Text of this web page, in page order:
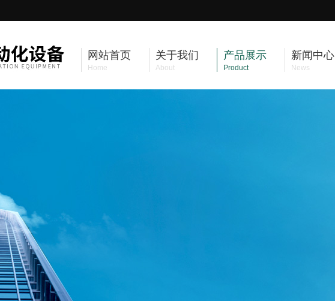
网站首页
Home
关于我们
About
产品展示
Product
新闻中心
News